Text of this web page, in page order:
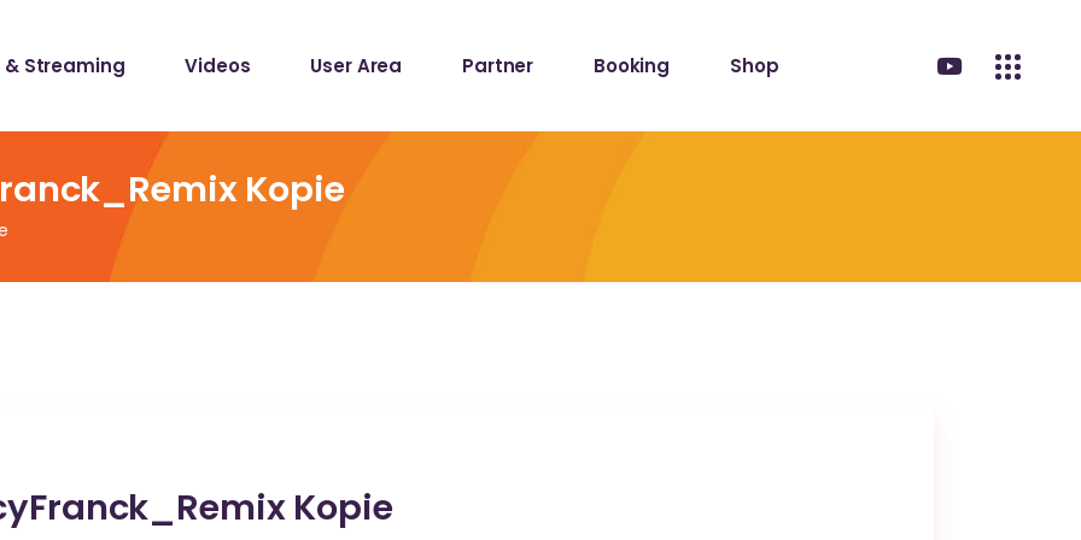
& Streaming Videos User Area Partner Booking Shop
Kopie
Kopie